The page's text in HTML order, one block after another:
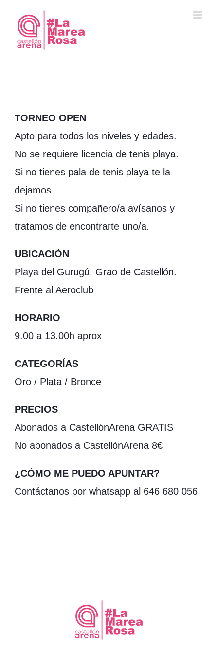
contenido
TORNEO OPEN
Apto para todos los niveles y edades.
No se requiere licencia de tenis playa.
Si no tienes pala de tenis playa te la
dejamos.
Si no tienes compañero/a avísanos y
tratamos de encontrarte uno/a.
UBICACIÓN
Playa del Gurugú, Grao de Castellón.
Frente al Aeroclub
HORARIO
9.00 a 13.00h aprox
CATEGORÍAS
Oro / Plata / Bronce
PRECIOS
Abonados a CastellónArena GRATIS
No abonados a CastellónArena 8€
¿CÓMO ME PUEDO APUNTAR?
Contáctanos por whatsapp al 646 680 056